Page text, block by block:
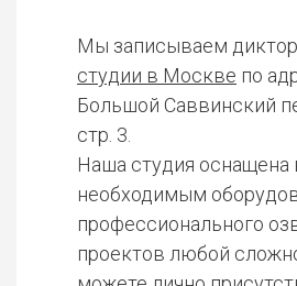
Мы записываем
студии в Москве по
Большой Саввинский
стр. 3.
Наша студия оснащена
необходимым
профессионального
проектов любой